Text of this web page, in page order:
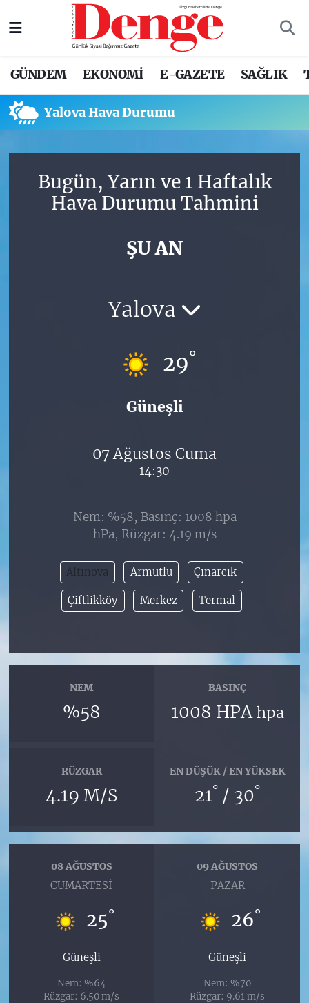
GÜNDEM EKONOMİ E-GAZETE SAĞLIK
Yalova Hava Durumu
Bugün, Yarın ve 1 Haftalık
Hava Durumu Tahmini
ŞU AN
Yalova
29°
Güneşli
07 Ağustos Cuma
14:30
Nem: %58, Basınç: 1008 hpa
hPa, Rüzgar: 4.19 m/s
Altınova Armutlu Çınarcık
Çiftlikköy Merkez Termal
NEM
%58
BASINÇ
1008 HPAhpa
RÜZGAR
4.19 M/S
EN DÜŞÜK / EN YÜKSEK
21° / 30°
08 AĞUSTOS
CUMARTESI
25°
Güneşli
Nem: %64
Rüzgar: 6.50 m/s
09 AĞUSTOS
PAZAR
26°
Güneşli
Nem: %70
Rüzgar: 9.61 m/s
Nöbetçi Eczaneler
Trafik Durumu
Süper Lig Puan Durumu ve Fikstür
Tüm Manşetler